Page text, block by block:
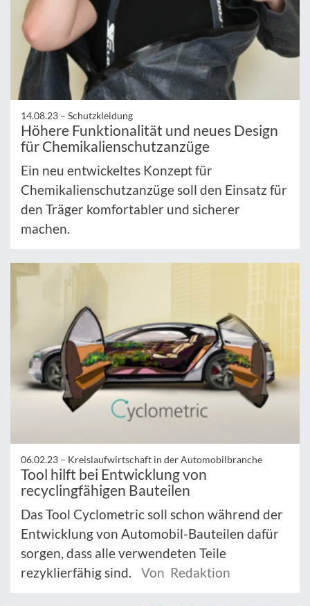
14.08.23 – Schutzkleidung
Höhere Funktionalität und neues Design
für Chemikalienschutzanzüge
Ein neu entwickeltes Konzept für
Chemikalienschutzanzüge soll den Einsatz für
den Träger komfortabler und sicherer
machen.
06.02.23 – Kreislaufwirtschaft in der Automobilbranche
Tool hilft bei Entwicklung von
recyclingfähigen Bauteilen
Das Tool Cyclometric soll schon während der
Entwicklung von Automobil-Bauteilen dafür
sorgen, dass alle verwendeten Teile
rezyklierfähig sind.
Von Redaktion